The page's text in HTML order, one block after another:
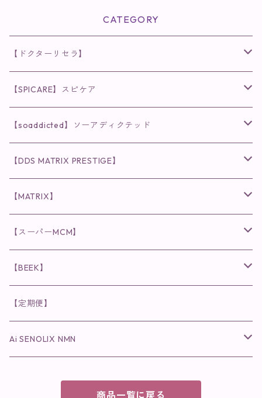
CATEGORY
【ドクターリセラ】
◉AQUA VENUS
クレンジング・洗顔
化粧水
保湿ジェル・クリーム
ラディール
◉VI PLANTE
リキッド
ディフェンサー
メイク小物
◉ナチュリスティーアクレス
クレンジング
洗顔
◉インナーケア
食品
粒タイプ
◉cocochia
ヘナカラー
ヘアファンデーション
◉美顔器
◉スペシャルケア
◉肌悩み
【SPICARE】スピケア
◉V3シリーズ
ファンデーション・ベース
クレンジング・洗顔
リップ
◉V3 VSPIC C Line
クレンジング・洗顔
化粧水
◉スピケアシリーズ
◉V.O.Sシリーズ
クレンジング・洗顔
化粧水
◉メンズシリーズ
クレンジング・洗顔
化粧水
◉MESシリーズ
【soaddicted】ソーアディクテッド
ラッシュアディクト
まつ毛用美容液
眉毛用美容液
リップアディクト
唇用美容液
ヘアアディクト
【DDS MATRIX PRESTIGE】
スキンケアシリーズ
美容液
【MATRIX】
スキンケアシリーズ
美容液
洗顔
【スーパーMCM】
インナーケア
【BEEK】
インナーケア
【定期便】
Ai SENOLIX NMN
商品一覧に戻る